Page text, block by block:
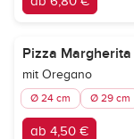
Pizza Margherita
mit Oregano
Ø 24 cm Ø 29 cm
ab 4,50 €